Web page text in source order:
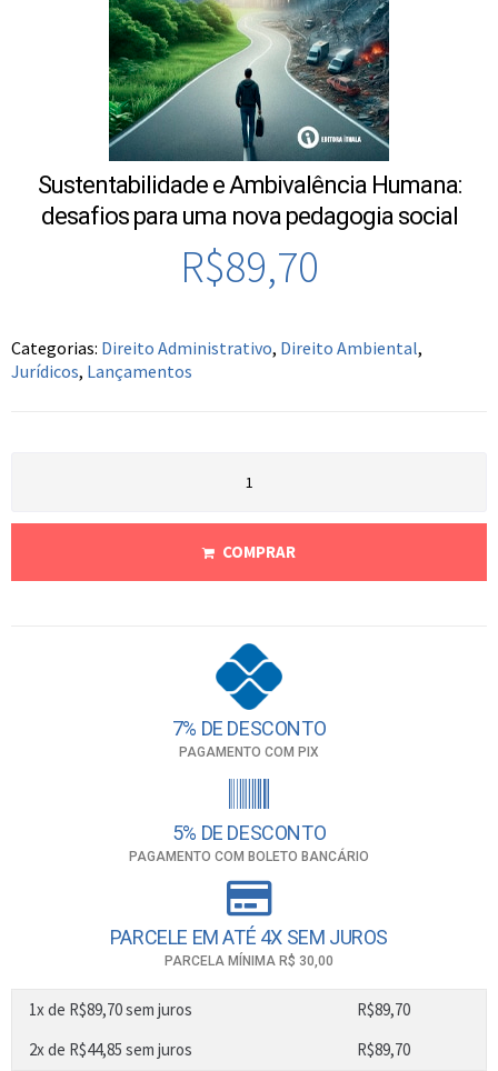
Sustentabilidade e Ambivalência Humana:
desafios para uma nova pedagogia social
R$89,70
Categorias: Direito Administrativo, Direito Ambiental,
Jurídicos, Lançamentos
COMPRAR
7% DE DESCONTO
PAGAMENTO COM PIX
5% DE DESCONTO
PAGAMENTO COM BOLETO BANCÁRIO
PARCELE EM ATÉ 4X SEM JUROS
PARCELA MÍNIMA R$ 30,00
1x de R$89,70sem juros R$89,70
2x de R$44,85 sem juros R$89,70